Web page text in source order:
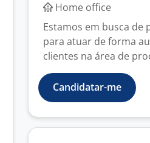
Home office
Estamos em busca de
para atuar de forma
clientes na área de
Candidatar-me